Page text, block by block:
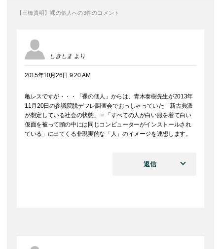
【三橋貴明】裸の個人への3件のコメント
しきしま より
2015年10月26日 9:20 AM
亀レスですが・・・「裸の個人」からは、青木泰樹先生が2013年
11月20日の参議院脱デフレ調査会でおっしゃっていた「新古典派
が想定している社会の状態」＝「すべての人が白い服を着て白い
仮面を被って頭の中には同じコンピューターがインストールされ
ている」に出てくる非現実的な「人」のイメージを連想します。
返信